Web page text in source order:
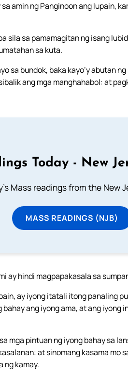
amin ng Panginoon ang lupain,
sila sa pamamagitan ng isang
sa kuta.
sa bundok, baka kayo’y abutan
ang mga manghahabol: at
Today - New
Mass readings from the New
MASS READINGS (NJB)
ay hindi magpapakasala sa
ay iyong itatali itong panaling
ang iyong ama, at ang iyong
mga pintuan ng iyong bahay sa
at sinomang kasama mo
ng kamay.